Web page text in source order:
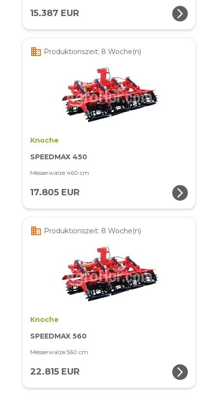
15.387 EUR arrow_forward_ios
business Produktionszeit: 8 Woche(n)
Knoche
SPEEDMAX 450
Messerwalze 460 cm
17.805 EUR arrow_forward_ios
business Produktionszeit: 8 Woche(n)
Knoche
SPEEDMAX 560
Messerwalze 560 cm
22.815 EUR arrow_forward_ios